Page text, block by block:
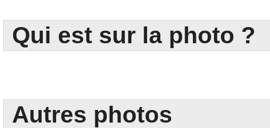
Qui est sur la photo ?
Autres photos